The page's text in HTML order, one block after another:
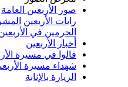
صور الأربعين العامة
رايات الأربعين
الحرمين في
أخبار الأربعين
قالوا في مسيرة
شهداء مسيرة
الزيارة بالإنابة